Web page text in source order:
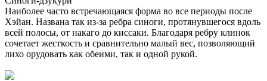
Наиболее часто встречающаяся форма во все периоды после
Хэйан. Названа так из-за ребра синоги, протянувшегося вдоль
всей полосы, от накаго до киссаки. Благодаря ребру клинок
сочетает жесткость и сравнительно малый вес, позволяющий
лихо орудовать как обеими, так и одной рукой.